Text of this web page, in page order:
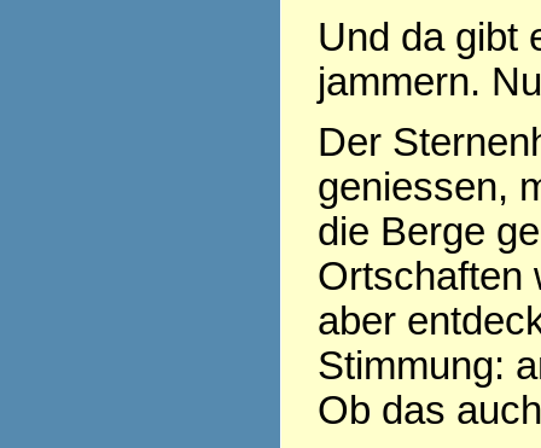
Und da gibt
jammern.
Der
geniessen,
die Berge
Ortschaften
aber
Stimmung:
Ob das